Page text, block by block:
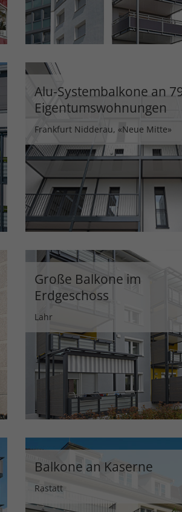
Alu-Systembalkone an
Eigentumswohnungen
Frankfurt Nidderau, «Neue Mitte»
Große Balkone im
Erdgeschoss
Lahr
Balkone an Kaserne
Rastatt